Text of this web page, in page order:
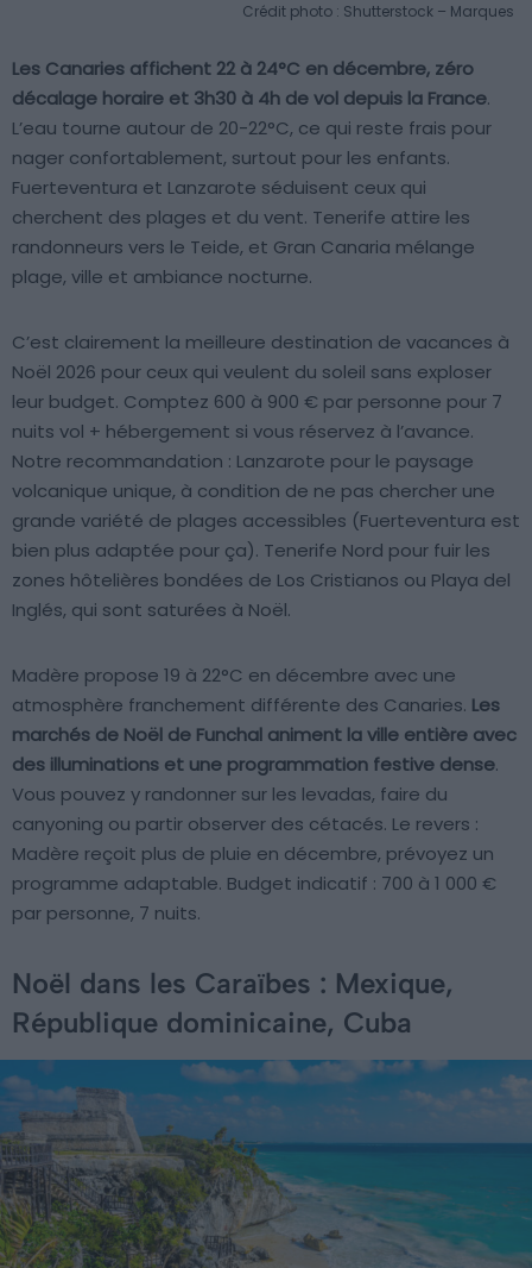
Crédit photo : Shutterstock – Marques
Les Canaries affichent 22 à 24°C en décembre, zéro
décalage horaire et 3h30 à 4h de vol depuis la France.
L’eau tourne autour de 20-22°C, ce qui reste frais pour
nager confortablement, surtout pour les enfants.
Fuerteventura et Lanzarote séduisent ceux qui
cherchent des plages et du vent. Tenerife attire les
randonneurs vers le Teide, et Gran Canaria mélange
plage, ville et ambiance nocturne.
C’est clairement la meilleure destination de vacances à
Noël 2026 pour ceux qui veulent du soleil sans exploser
leur budget. Comptez 600 à 900 € par personne pour 7
nuits vol + hébergement si vous réservez à l’avance.
Notre recommandation : Lanzarote pour le paysage
volcanique unique, à condition de ne pas chercher une
grande variété de plages accessibles (Fuerteventura est
bien plus adaptée pour ça). Tenerife Nord pour fuir les
zones hôtelières bondées de Los Cristianos ou Playa del
Inglés, qui sont saturées à Noël.
Madère propose 19 à 22°C en décembre avec une
atmosphère franchement différente des Canaries. Les
marchés de Noël de Funchal animent la ville entière avec
des illuminations et une programmation festive dense.
Vous pouvez y randonner sur les levadas, faire du
canyoning ou partir observer des cétacés. Le revers :
Madère reçoit plus de pluie en décembre, prévoyez un
programme adaptable. Budget indicatif : 700 à 1 000 €
par personne, 7 nuits.
Noël dans les Caraïbes : Mexique,
République dominicaine, Cuba